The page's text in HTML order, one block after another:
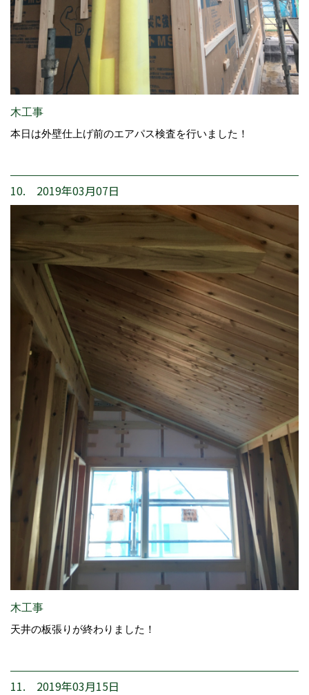
木工事
本日は外壁仕上げ前のエアパス検査を行いました！
10. 2019年03月07日
木工事
天井の板張りが終わりました！
11. 2019年03月15日